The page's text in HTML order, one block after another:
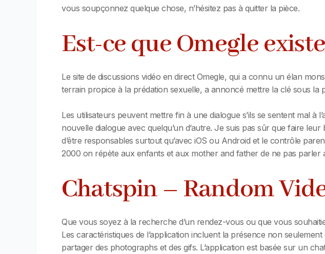
vous soupçonnez quelque chose, n’hésitez pas à quitter la pièce.
Est-ce que Omegle
Le site de discussions vidéo en direct Omegle, qui a connu un élan
terrain propice à la prédation sexuelle, a annoncé mettre la clé sous la
Les utilisateurs peuvent mettre fin à une dialogue s’ils se sentent mal
nouvelle dialogue avec quelqu’un d’autre. Je suis pas sûr que faire
d’être responsables surtout qu’avec iOS ou Android et le contrôle
2000 on répète aux enfants et aux mother and father de ne pas parler
Chatspin – Random
Que vous soyez à la recherche d’un rendez-vous ou que vous
Les caractéristiques de l’application incluent la présence non
partager des photographs et des gifs. L’application est basée sur un